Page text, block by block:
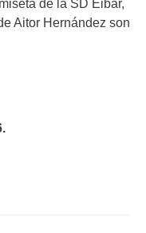
de la SD Eibar,
Aitor Hernández son